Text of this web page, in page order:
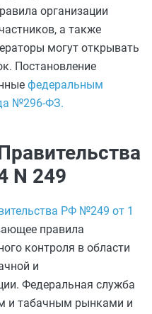
организации
а также
могут открывать
Постановление
федеральным
№296-ФЗ.
N 249
РФ №249 от 1
правила
контроля в области
и
Федеральная служба
и табачным рынками и